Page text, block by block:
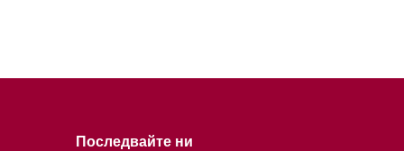
Последвайте ни